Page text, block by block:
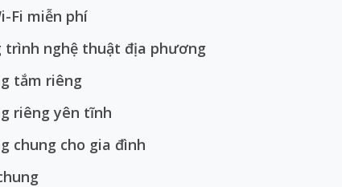
Fi miễn phí
trình nghệ thuật địa phương
tắm riêng
riêng yên tĩnh
chung cho gia đình